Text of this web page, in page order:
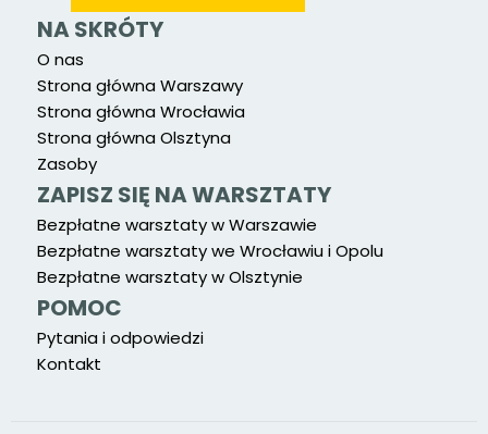
NA SKRÓTY
O nas
Strona główna Warszawy
Strona główna Wrocławia
Strona główna Olsztyna
Zasoby
ZAPISZ SIĘ NA WARSZTATY
Bezpłatne warsztaty w Warszawie
Bezpłatne warsztaty we Wrocławiu i Opolu
Bezpłatne warsztaty w Olsztynie
POMOC
Pytania i odpowiedzi
Kontakt